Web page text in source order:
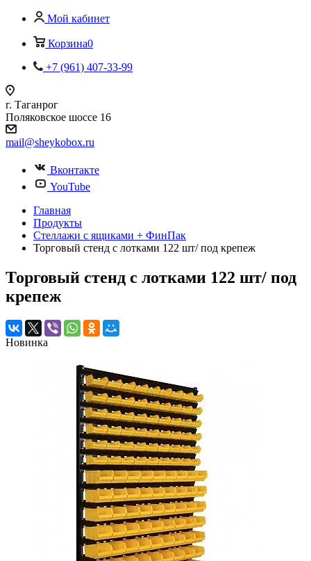
Мой кабинет
Корзина0
+7 (961) 407-33-99
г. Таганрог
Поляковское шоссе 16
mail@sheykobox.ru
Вконтакте
YouTube
Главная
Продукты
Стеллажи с ящиками + ФинПак
Торговый стенд с лотками 122 шт/ под крепеж
Торговый стенд с лотками 122 шт/ под
крепеж
Новинка